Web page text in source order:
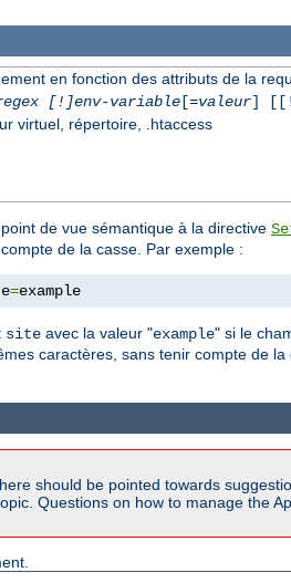
en fonction des attributs de la
[!]env-variable[=valeur]
virtuel, répertoire, .htaccess
de vue sémantique à la directive
de la casse. Par exemple :
=example
site avec la valeur "example" si le
caractères, sans tenir compte de la
should be pointed towards
Questions on how to manage the